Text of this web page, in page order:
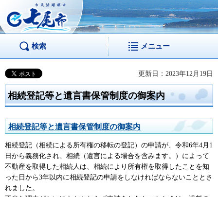
市民活躍都市 七尾
市
検索 メニュー
更新日：2023年12月19日
相続登記等と遺言書保管制度の御案内
相続登記等と遺言書保管制度の御案内
相続登記（相続による所有権の移転の登記）の申請が、令和6年4月1
日から義務化され、相続（遺言による場合を含みます。）によって
不動産を取得した相続人は、相続により所有権を取得したことを知
った日から3年以内に相続登記の申請をしなければならないこととさ
れました。